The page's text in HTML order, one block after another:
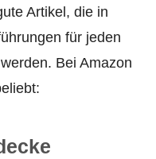
Artikel, die in
für jeden
Bei Amazon